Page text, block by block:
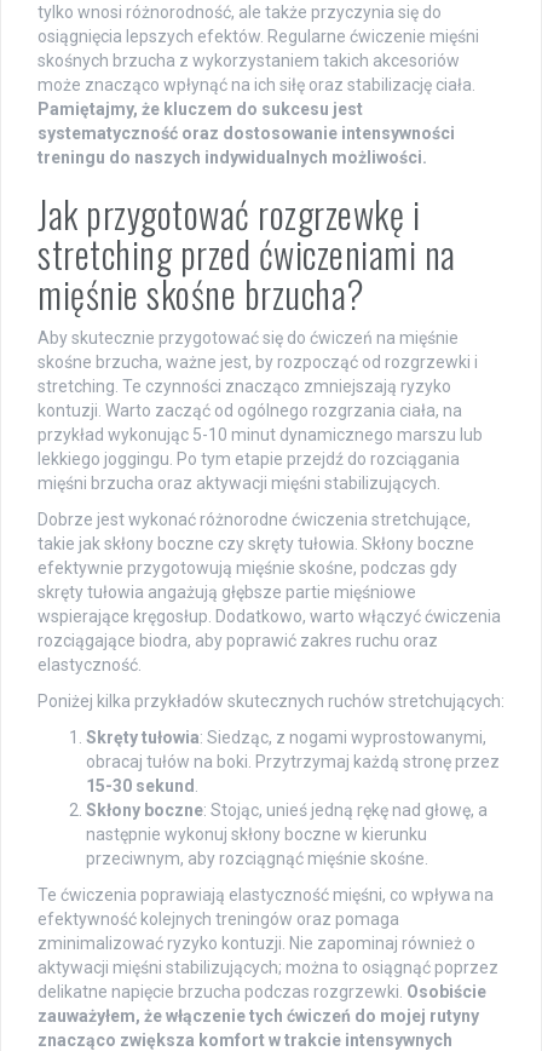
tylko wnosi różnorodność, ale także przyczynia się do
osiągnięcia lepszych efektów. Regularne ćwiczenie mięśni
skośnych brzucha z wykorzystaniem takich akcesoriów
może znacząco wpłynąć na ich siłę oraz stabilizację ciała.
Pamiętajmy, że kluczem do sukcesu jest
systematyczność oraz dostosowanie intensywności
treningu do naszych indywidualnych możliwości.
Jak przygotować rozgrzewkę i
stretching przed ćwiczeniami na
mięśnie skośne brzucha?
Aby skutecznie przygotować się do ćwiczeń na mięśnie
skośne brzucha, ważne jest, by rozpocząć od rozgrzewki i
stretching. Te czynności znacząco zmniejszają ryzyko
kontuzji. Warto zacząć od ogólnego rozgrzania ciała, na
przykład wykonując 5-10 minut dynamicznego marszu lub
lekkiego joggingu. Po tym etapie przejdź do rozciągania
mięśni brzucha oraz aktywacji mięśni stabilizujących.
Dobrze jest wykonać różnorodne ćwiczenia stretchujące,
takie jak skłony boczne czy skręty tułowia. Skłony boczne
efektywnie przygotowują mięśnie skośne, podczas gdy
skręty tułowia angażują głębsze partie mięśniowe
wspierające kręgosłup. Dodatkowo, warto włączyć ćwiczenia
rozciągające biodra, aby poprawić zakres ruchu oraz
elastyczność.
Poniżej kilka przykładów skutecznych ruchów stretchujących:
Skręty tułowia: Siedząc, z nogami wyprostowanymi,
obracaj tułów na boki. Przytrzymaj każdą stronę przez
15-30 sekund
Skłony boczne: Stojąc, unieś jedną rękę nad głowę, a
następnie wykonuj skłony boczne w kierunku
przeciwnym, aby rozciągnąć mięśnie skośne.
Te ćwiczenia poprawiają elastyczność mięśni, co wpływa na
efektywność kolejnych treningów oraz pomaga
zminimalizować ryzyko kontuzji. Nie zapominaj również o
aktywacji mięśni stabilizujących; można to osiągnąć poprzez
delikatne napięcie brzucha podczas rozgrzewki. Osobiście
zauważyłem, że włączenie tych ćwiczeń do mojej rutyny
znacząco zwiększa komfort w trakcie intensywnych